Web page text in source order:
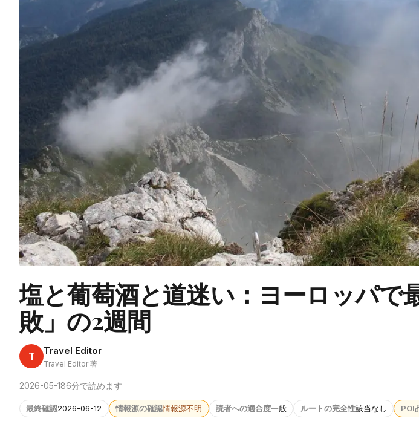
塩と葡萄酒と道迷い：ヨーロッパで
敗」の2週間
T Travel Editor
Travel Editor 著
2026-05-186分で読めます
最終確認2026-06-12 情報源の確認情報源不明 読者への適合度一般 ルートの完全性該当なし POI